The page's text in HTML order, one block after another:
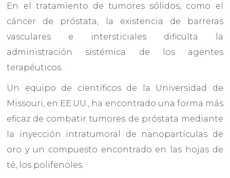
En el tratamiento de tumores sólidos, como el
cáncer de próstata, la existencia de barreras
vasculares e intersticiales dificulta la
administración sistémica de los agentes
terapéuticos.
Un equipo de científicos de la Universidad de
Missouri, en EE.UU., ha encontrado una forma más
eficaz de combatir tumores de próstata mediante
la inyección intratumoral de nanopartículas de
oro y un compuesto encontrado en las hojas de
té, los polifenoles.